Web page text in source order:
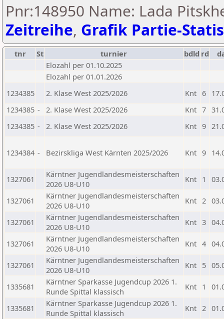
Pnr:148950 Name: Lada
Zeitreihe, Grafik Partie-
tnr St turnier bdld rd
Elozahl per 01.10.2025
Elozahl per 01.01.2026
1234385
2. Klase West 2025/2026 Knt 6
1234385 - 2. Klase West 2025/2026 Knt 7
1234385 - 2. Klase West 2025/2026 Knt 9
1234384 - Bezirskliga West Kärnten 2025/2026 Knt 9
1327061
Kärntner Jugendlandesmeisterschaften
2026 U8-U10
Knt 1
1327061
Kärntner Jugendlandesmeisterschaften
2026 U8-U10
Knt 2
1327061
Kärntner Jugendlandesmeisterschaften
2026 U8-U10
Knt 3
1327061
Kärntner Jugendlandesmeisterschaften
2026 U8-U10
Knt 4
1327061
Kärntner Jugendlandesmeisterschaften
2026 U8-U10
Knt 5
1335681
Kärntner Sparkasse Jugendcup 2026 1.
Runde Spittal klassisch
Knt 1
1335681
Kärntner Sparkasse Jugendcup 2026 1.
Runde Spittal klassisch
Knt 2